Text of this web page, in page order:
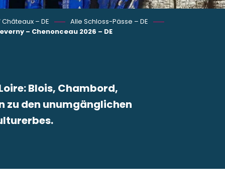
Châteaux – DE
Alle Schloss-Pässe – DE
– Chenonceau 2026 – DE
Blois, Chambord,
zu den unumgänglichen